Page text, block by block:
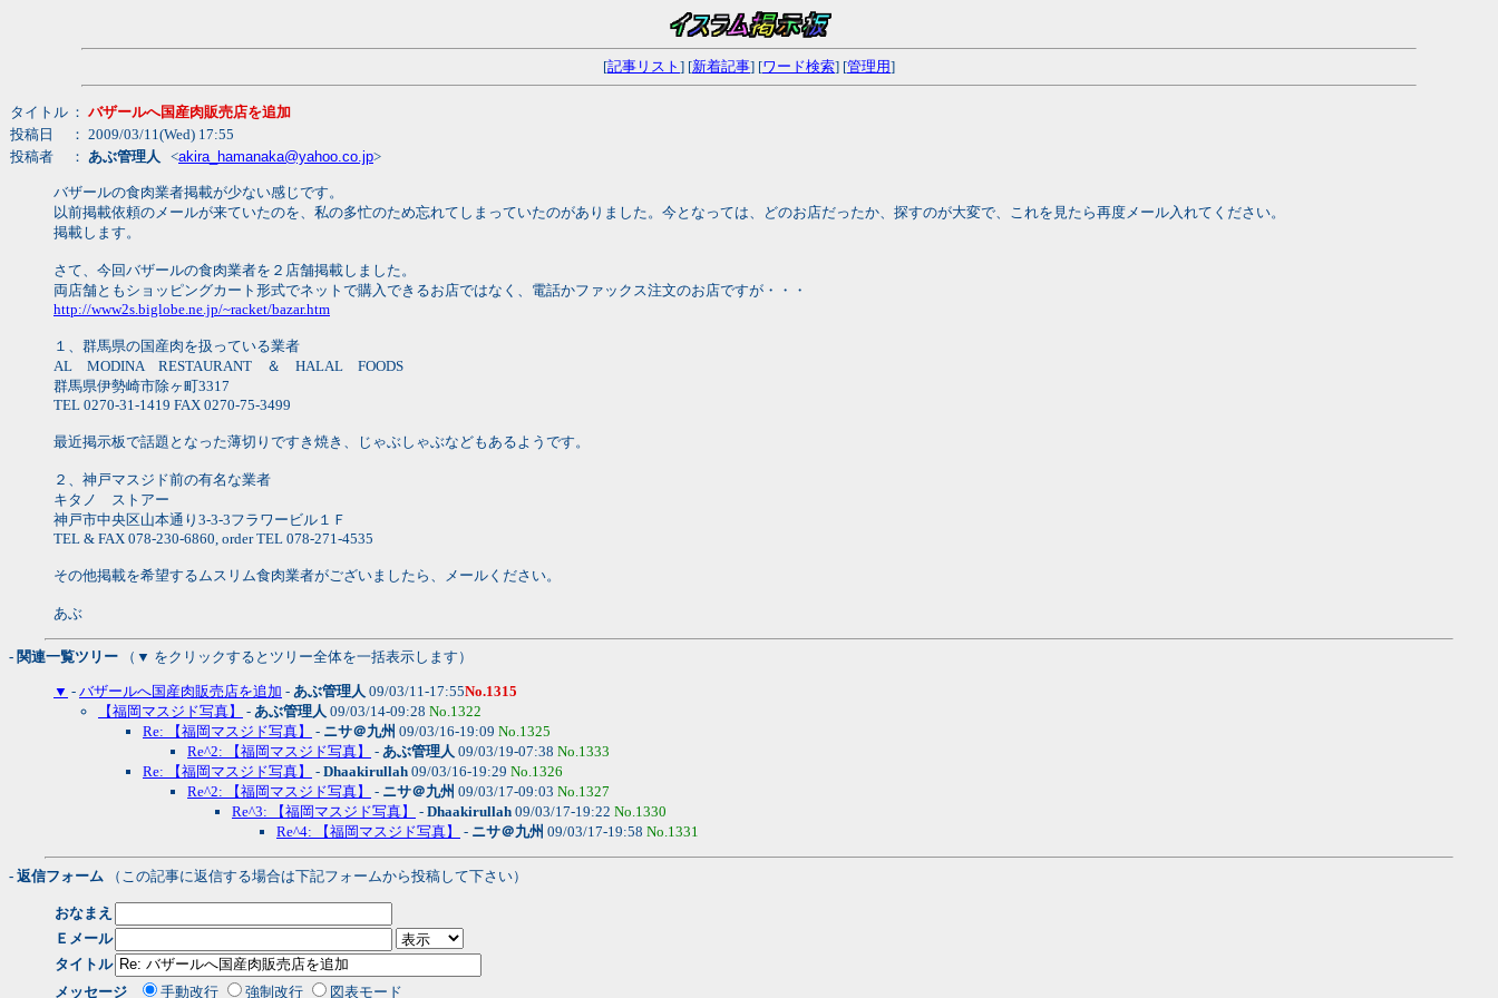
[記事リスト ] [新着記事] [ワード検索] [管理用]
タイトル ： バザールへ国産肉販売店を追加
投稿日
： 2009/03/11(Wed) 17:55
投稿者
： あぶ管理人 <akira_hamanaka@yahoo.co.jp>
バザールの食肉業者掲載が少ない感じです。
以前掲載依頼のメールが来ていたのを、私の多忙のため忘れてしまっていたのがありました。今となっては、どのお店だったか、探すのが大変で、これを見たら再度メール入れてください。
掲載します。
さて、今回バザールの食肉業者を２店舗掲載しました。
両店舗ともショッピングカート形式でネットで購入できるお店ではなく、電話かファックス注文のお店ですが・・・
http://www2s.biglobe.ne.jp/~racket/bazar.htm
１、群馬県の国産肉を扱っている業者
AL MODINA RESTAURANT ＆ HALAL FOODS
群馬県伊勢崎市除ヶ町3317
TEL 0270-31-1419 FAX 0270-75-3499
最近掲示板で話題となった薄切りですき焼き、じゃぶしゃぶなどもあるようです。
２、神戸マスジド前の有名な業者
キタノ ストアー
神戸市中央区山本通り3-3-3フラワービル１Ｆ
TEL & FAX 078-230-6860, order TEL 078-271-4535
その他掲載を希望するムスリム食肉業者がございましたら、メールください。
あぶ
- 関連一覧ツリー （▼ をクリックするとツリー全体を一括表示します）
▼ - バザールへ国産肉販売店を追加 - あぶ管理人 09/03/11-17:55No.1315
【福岡マスジド写真】
- あぶ管理人 09/03/14-09:28 No.1322
Re: 【福岡マスジド写真】
- ニサ＠九州 09/03/16-19:09 No.1325
Re^2: 【福岡マスジド写真】
- あぶ管理人 09/03/19-07:38 No.1333
Re: 【福岡マスジド写真】
- Dhaakirullah 09/03/16-19:29 No.1326
Re^2: 【福岡マスジド写真】
- ニサ＠九州 09/03/17-09:03 No.1327
Re^3: 【福岡マスジド写真】
- Dhaakirullah 09/03/17-19:22 No.1330
Re^4: 【福岡マスジド写真】
- ニサ＠九州 09/03/17-19:58 No.1331
- 返信フォーム （この記事に返信する場合は下記フォームから投稿して下さい）
おなまえ
Ｅメール
タイトル
メッセージ
手動改行 強制改行 図表モード